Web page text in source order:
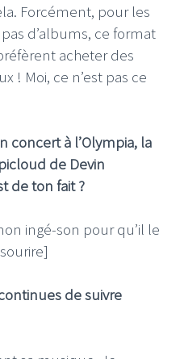
Forcément, pour les
d’albums, ce format
acheter des
! Moi, ce n’est pas ce
concert à l’Olympia, la
de Devin
de ton fait ?
ingé-son pour qu’il le
de suivre